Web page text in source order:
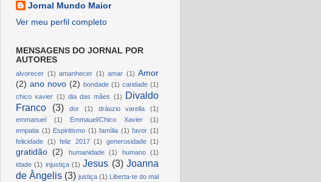
Jornal Mundo Maior
Ver meu perfil completo
MENSAGENS DO JORNAL POR
AUTORES
alvorecer (1) amanhecer (1) amar (1) Amor
(2) ano novo (2) bondade (1) caridade (1)
chico xavier (1) dia das mães (1) Divaldo
Franco
(3) dor (1) dráuzio varella
(1)
emmanuel
(1) Emmauel/Chico Xavier
(1)
empatia (1) Espiritismo (1) família (1) favor (1)
felicidade (1) feliz 2017 (1) generosidade (1)
gratidão (2) humanidade (1) humano
(1)
idade (1) injustiça (1) Jesus (3) Joanna
de Ângelis (3) justiça (1)
Liberta-te do mal